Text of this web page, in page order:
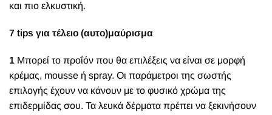
και πιο ελκυστική.
7 tips για τέλειο (αυτο)μαύρισμα
1 Μπορεί το προΐόν που θα επιλέξεις να είναι σε μορφή
κρέμας, mousse ή spray. Οι παράμετροι της σωστής
επιλογής έχουν να κάνουν με το φυσικό χρώμα της
επιδερμίδας σου. Τα λευκά δέρματα πρέπει να ξεκινήσουν